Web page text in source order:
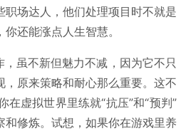
场达人，他们处理项目时不就是
还能涨点人生智慧。
虽不新但魅力不减，因为它不只
原来策略和耐心那么重要。这不
虚拟世界里练就“抗压”和“预判”
修炼。试想，如果你在游戏里养